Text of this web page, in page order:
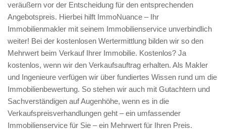
veräußern vor der Entscheidung für den entsprechenden
Angebotspreis. Hierbei hilft ImmoNuance – Ihr
Immobilienmakler mit seinem Immobilienservice unverbindlich
weiter! Bei der kostenlosen Wertermittlung bilden wir so den
Mehrwert beim Verkauf Ihrer Immobilie. Kostenlos? Ja
kostenlos, wenn wir den Verkaufsauftrag erhalten. Als Makler
und Ingenieure verfügen wir über fundiertes Wissen rund um die
Immobilienbewertung. So stehen wir auch mit Gutachtern und
Sachverständigen auf Augenhöhe, wenn es in die
Verkaufspreisverhandlungen geht – ein umfassender
Immobilienservice für Sie – ein Mehrwert für Ihren Preis.